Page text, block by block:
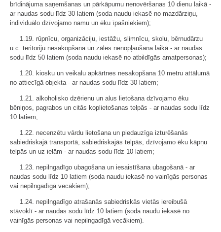
brīdinājuma saņemšanas un pārkāpumu nenovēršanas 10 dienu laikā -
ar naudas sodu līdz 30 latiem (soda naudu iekasē no mazdārziņu,
individuālo dzīvojamo namu un ēku īpašniekiem);
1.19. rūpnīcu, organizāciju, iestāžu, slimnīcu, skolu, bērnudārzu
u.c. teritoriju nesakopšana un zāles nenopļaušana laikā - ar naudas
sodu līdz 50 latiem (soda naudu iekasē no atbildīgās amatpersonas);
1.20. kiosku un veikalu apkārtnes nesakopšana 10 metru attālumā
no attiecīgā objekta - ar naudas sodu līdz 30 latiem;
1.21. alkoholisko dzērienu un alus lietošana dzīvojamo ēku
bēniņos, pagrabos un citās koplietošanas telpās - ar naudas sodu līdz
10 latiem;
1.22. necenzētu vārdu lietošana un piedauzīga izturēšanās
sabiedriskajā transportā, sabiedriskajās telpās, dzīvojamo ēku kāpņu
telpās un uz ielām - ar naudas sodu līdz 10 latiem;
1.23. nepilngadīgo ubagošana un iesaistīšana ubagošanā - ar
naudas sodu līdz 10 latiem (soda naudu iekasē no vainīgās personas
vai nepilngadīgā vecākiem);
1.24. nepilngadīgo atrašanās sabiedriskās vietās iereibušā
stāvoklī - ar naudas sodu līdz 10 latiem (soda naudu iekasē no
vainīgās personas vai nepilngadīgā vecākiem).